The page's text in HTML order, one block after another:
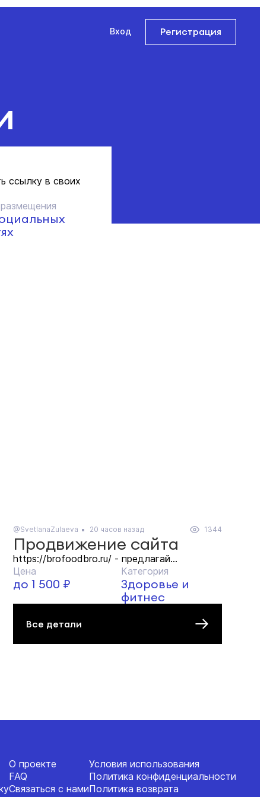
Вход Регистрация
ссылку в своих
@SvetlanaZulaeva 20 часов назад 1344
Продвижение сайта
https://brofoodbro.ru/ - предлагай...
Цена
до 1 500 ₽
Категория
Здоровье и
фитнес
Все детали
О проекте
FAQ
Связаться с нами
Условия использования
Политика конфиденциальности
Политика возврата